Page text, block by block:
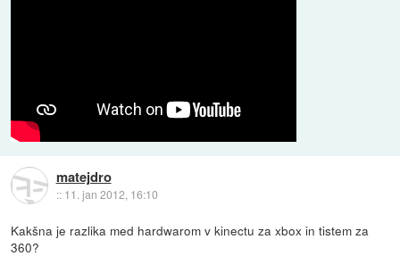
matejdro
:: 11. jan 2012, 16:10
Kakšna je razlika med hardwarom v kinectu za xbox in tistem za
360?